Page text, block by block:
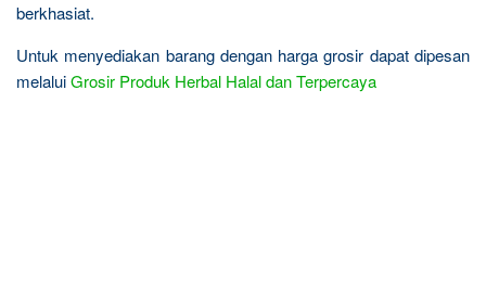
berkhasiat.
Untuk menyediakan barang dengan harga grosir dapat dipesan
melaluiGrosir Produk Herbal Halal dan Terpercaya